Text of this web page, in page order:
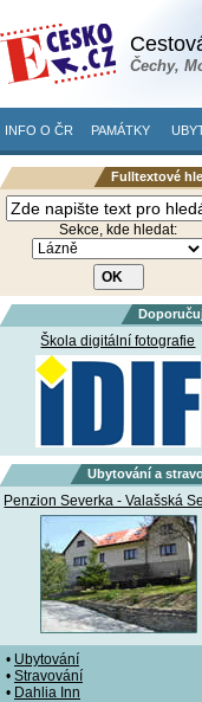
Čechy,
INFO O ČR PAMÁTKY
Fulltextové
Sekce, kde hledat:
Škola digitální fotografie
Ubytování a
Penzion Severka - Valašská
• Ubytování
• Stravování
• Dahlia Inn